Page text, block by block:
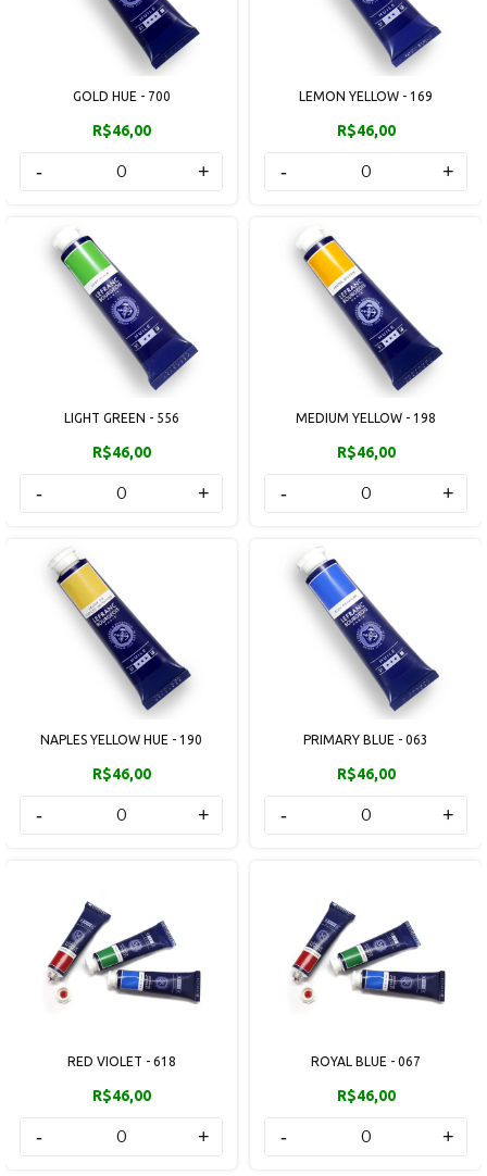
GOLD HUE - 700
R$46,00
- +
LEMON YELLOW - 169
R$46,00
- +
LIGHT GREEN - 556
R$46,00
- +
MEDIUM YELLOW - 198
R$46,00
- +
NAPLES YELLOW HUE - 190
R$46,00
- +
PRIMARY BLUE - 063
R$46,00
- +
RED VIOLET - 618
R$46,00
- +
ROYAL BLUE - 067
R$46,00
- +